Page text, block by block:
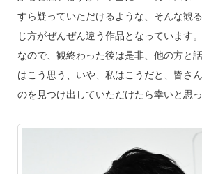
すら疑っていただけるような、そんな観
じ方がぜんぜん違う作品となっています。
なので、観終わった後は是非、他の方と
はこう思う、いや、私はこうだと、皆さ
のを見つけ出していただけたら幸いと思っ